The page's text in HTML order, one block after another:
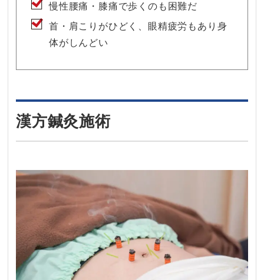
慢性腰痛・膝痛で歩くのも困難だ
首・肩こりがひどく、眼精疲労もあり身
体がしんどい
漢方鍼灸施術